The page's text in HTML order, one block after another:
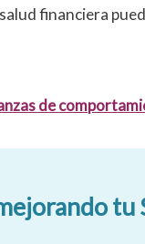
financiera
de
tu